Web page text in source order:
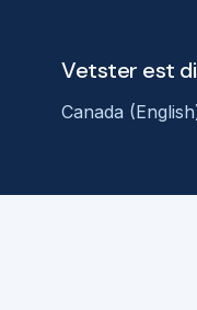
Vetster est
Canada